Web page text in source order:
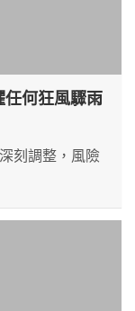
任何狂風驟雨
刻調整，風險